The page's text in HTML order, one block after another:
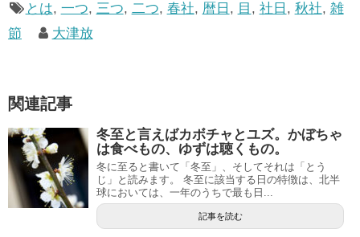
とは, 一つ, 三つ, 二つ, 春社, 暦日 , 目 , 社日 , 秋社, 雑
節
大津放
関連記事
冬至と言えばカボチャとユズ。かぼちゃ
は食べもの、ゆずは聴くもの。
冬に至ると書いて「冬至」、そしてそれは「とう
じ」と読みます。 冬至に該当する日の特徴は、北半
球においては、一年のうちで最も日...
記事を読む